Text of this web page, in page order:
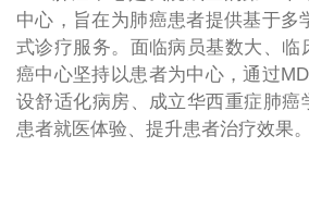
中心，旨在为肺癌患者提供基于多
式诊疗服务。面临病员基数大、临
癌中心坚持以患者为中心，通过
设舒适化病房、成立华西重症肺癌
患者就医体验、提升患者治疗效果。